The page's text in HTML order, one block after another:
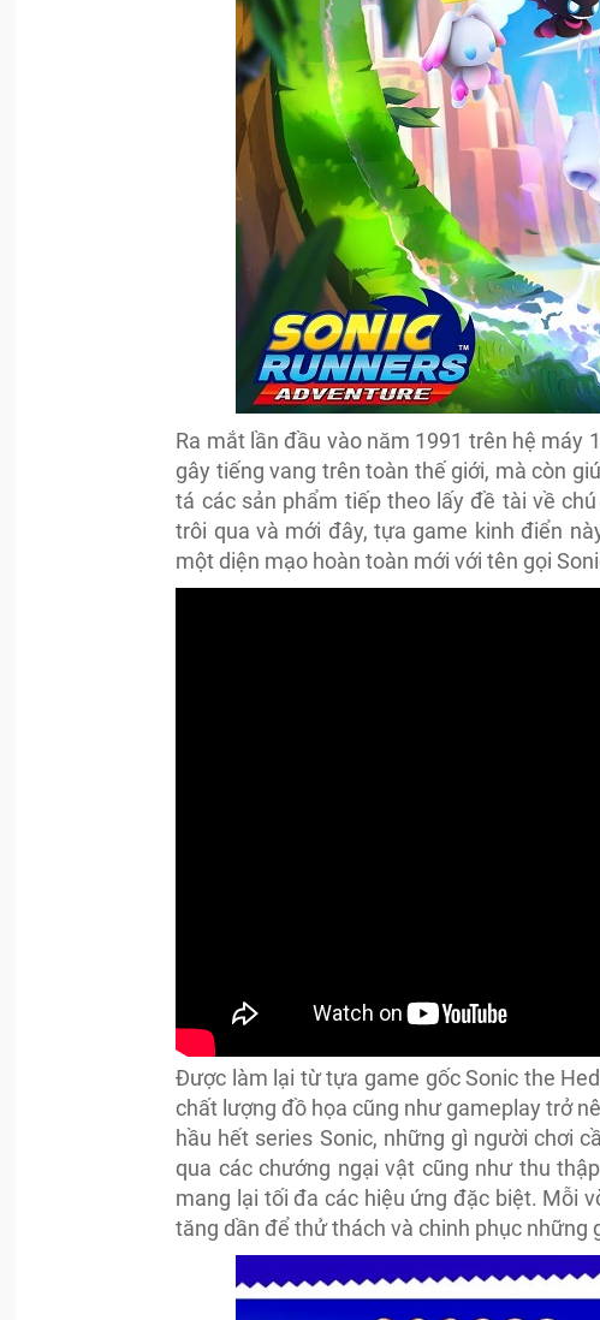
Ra mắt lần đầu vào năm 1991 trên hệ máy
gây tiếng vang trên toàn thế giới, mà còn
tá các sản phẩm tiếp theo lấy đề tài về
trôi qua và mới đây, tựa game kinh điển
một diện mạo hoàn toàn mới với tên gọi
Được làm lại từ tựa game gốc Sonic the
chất lượng đồ họa cũng như gameplay trở
hầu hết series Sonic, những gì người chơi
qua các chướng ngại vật cũng như thu
mang lại tối đa các hiệu ứng đặc biệt. Mỗi
tăng dần để thử thách và chinh phục những